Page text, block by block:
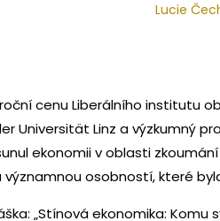
Lucie
cenu Liberálního institutu
Universität Linz a výzkumný
ekonomii v oblasti
osobností, které
„Stínová ekonomika: Komu